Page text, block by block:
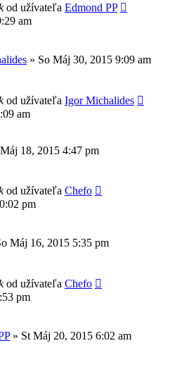
od užívateľa Edmond PP
am
» So Máj 30, 2015 9:09 am
od užívateľa Igor Michalides
am
18, 2015 4:47 pm
od užívateľa Chefo
pm
Máj 16, 2015 5:35 pm
od užívateľa Chefo
pm
» St Máj 20, 2015 6:02 am